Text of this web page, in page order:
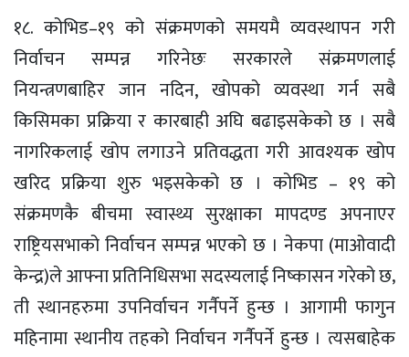
१८. कोभिड–१९ को संक्रमणको समयमै व्यवस्थापन गरी
निर्वाचन सम्पन्न गरिनेछः सरकारले संक्रमणलाई
नियन्त्रणबाहिर जान नदिन, खोपको व्यवस्था गर्न सबै
किसिमका प्रक्रिया र कारबाही अघि बढाइसकेको छ । सबै
नागरिकलाई खोप लगाउने प्रतिवद्धता गरी आवश्यक खोप
खरिद प्रक्रिया शुरु भइसकेको छ । कोभिड – १९ को
संक्रमणकै बीचमा स्वास्थ्य सुरक्षाका मापदण्ड अपनाएर
राष्ट्रियसभाको निर्वाचन सम्पन्न भएको छ । नेकपा (माओवादी
केन्द्र)ले आफ्ना प्रतिनिधिसभा सदस्यलाई निष्कासन गरेको छ‚
ती स्थानहरुमा उपनिर्वाचन गर्नैपर्ने हुन्छ । आगामी फागुन
महिनामा स्थानीय तहको निर्वाचन गर्नैपर्ने हुन्छ । त्यसबाहेक